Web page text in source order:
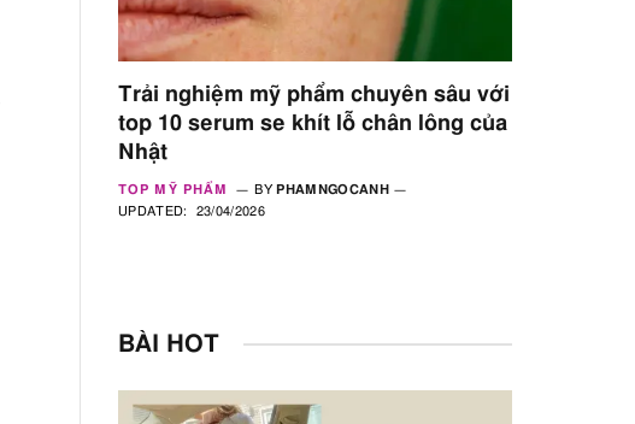
Trải nghiệm mỹ phẩm chuyên sâu với
top 10 serum se khít lỗ chân lông của
Nhật
TOP MỸ PHẨM BY PHAMNGOCANH
UPDATED:
23/04/2026
BÀI HOT